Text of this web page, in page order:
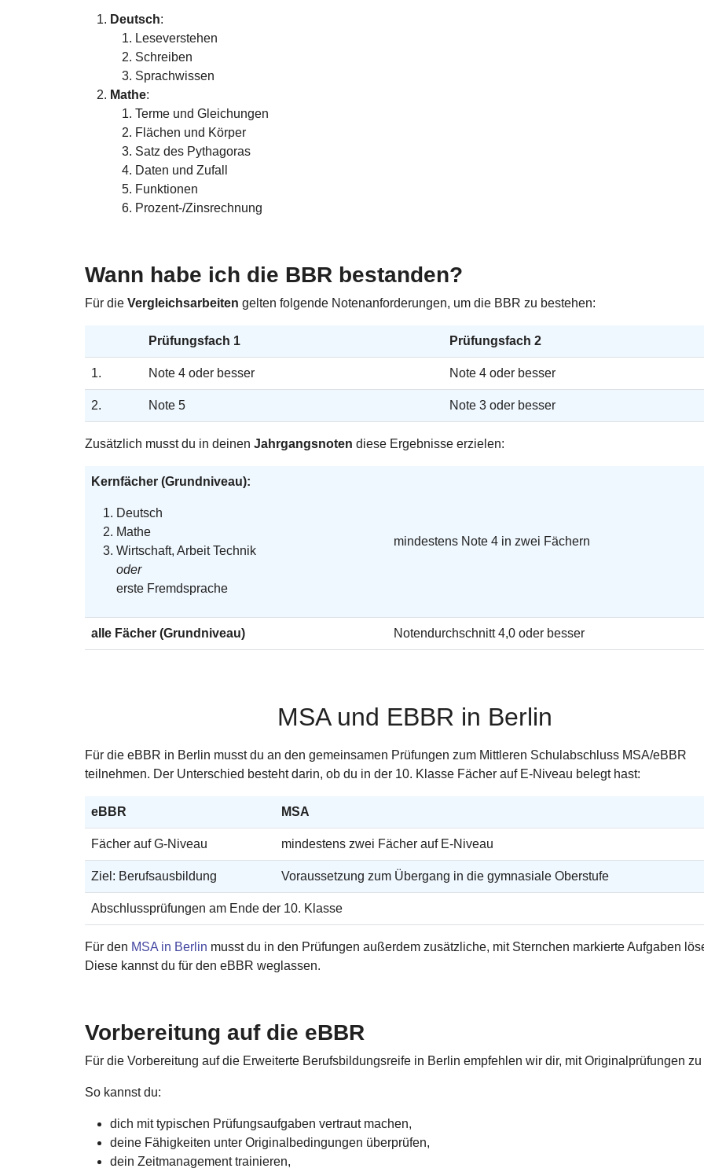
Deutsch:
Leseverstehen
Schreiben
Sprachwissen
Mathe:
Terme und Gleichungen
Flächen und Körper
Satz des Pythagoras
Daten und Zufall
Funktionen
Prozent-/Zinsrechnung
Wann habe ich die BBR bestanden?
Für die Vergleichsarbeiten gelten folgende Notenanforderungen, um die BBR zu bestehen:
Prüfungsfach 1 Prüfungsfach 2
1. Note 4 oder besser Note 4 oder besser
2. Note 5 Note 3 oder besser
Zusätzlich musst du in deinen Jahrgangsnoten diese Ergebnisse erzielen:
Kernfächer (Grundniveau):
Deutsch
Mathe
Wirtschaft, Arbeit Technik
oder
erste Fremdsprache
mindestens Note 4 in zwei Fächern
alle Fächer (Grundniveau) Notendurchschnitt 4,0 oder besser
MSA und EBBR in Berlin
Für die eBBR in Berlin musst du an den gemeinsamen Prüfungen zum Mittleren Schulabschluss MSA/eBBR
teilnehmen. Der Unterschied besteht darin, ob du in der 10. Klasse Fächer auf E-Niveau belegt hast:
eBBR MSA
Fächer auf G-Niveau mindestens zwei Fächer auf E-Niveau
Ziel: Berufsausbildung Voraussetzung zum Übergang in die gymnasiale Oberstufe
Abschlussprüfungen am Ende der 10. Klasse
Für den MSA in Berlin musst du in den Prüfungen außerdem zusätzliche, mit Sternchen markierte Aufgaben
Diese kannst du für den eBBR weglassen.
Vorbereitung auf die eBBR
Für die Vorbereitung auf die Erweiterte Berufsbildungsreife in Berlin empfehlen wir dir, mit Originalprüfungen
So kannst du:
dich mit typischen Prüfungsaufgaben vertraut machen,
deine Fähigkeiten unter Originalbedingungen überprüfen,
dein Zeitmanagement trainieren,